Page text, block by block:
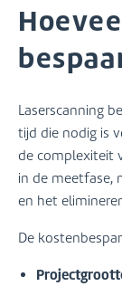
Laserscanning
tijd die nodig is
de complexiteit
in de meetfase,
en het
De